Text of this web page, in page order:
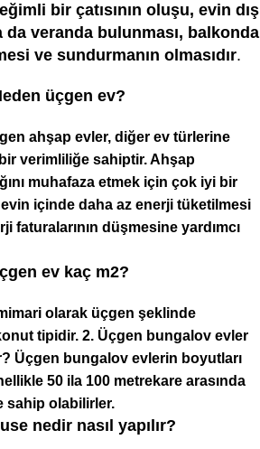
bir çatısının oluşu, evin dış
da veranda bulunması, balkonda
ve sundurmanın olmasıdır.
üçgen ev?
ahşap evler, diğer ev türlerine
verimliliğe sahiptir. Ahşap
muhafaza etmek için çok iyi bir
içinde daha az enerji tüketilmesi
faturalarının düşmesine yardımcı
ev kaç m2?
olarak üçgen şeklinde
tipidir. 2. Üçgen bungalov evler
Üçgen bungalov evlerin boyutları
50 ila 100 metrekare arasında
sahip olabilirler.
nedir nasıl yapılır?